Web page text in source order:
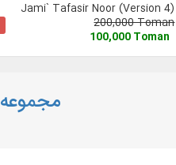
Jami` Tafasir Noor (Version 4)
200,000 Toman
100,000 Toman